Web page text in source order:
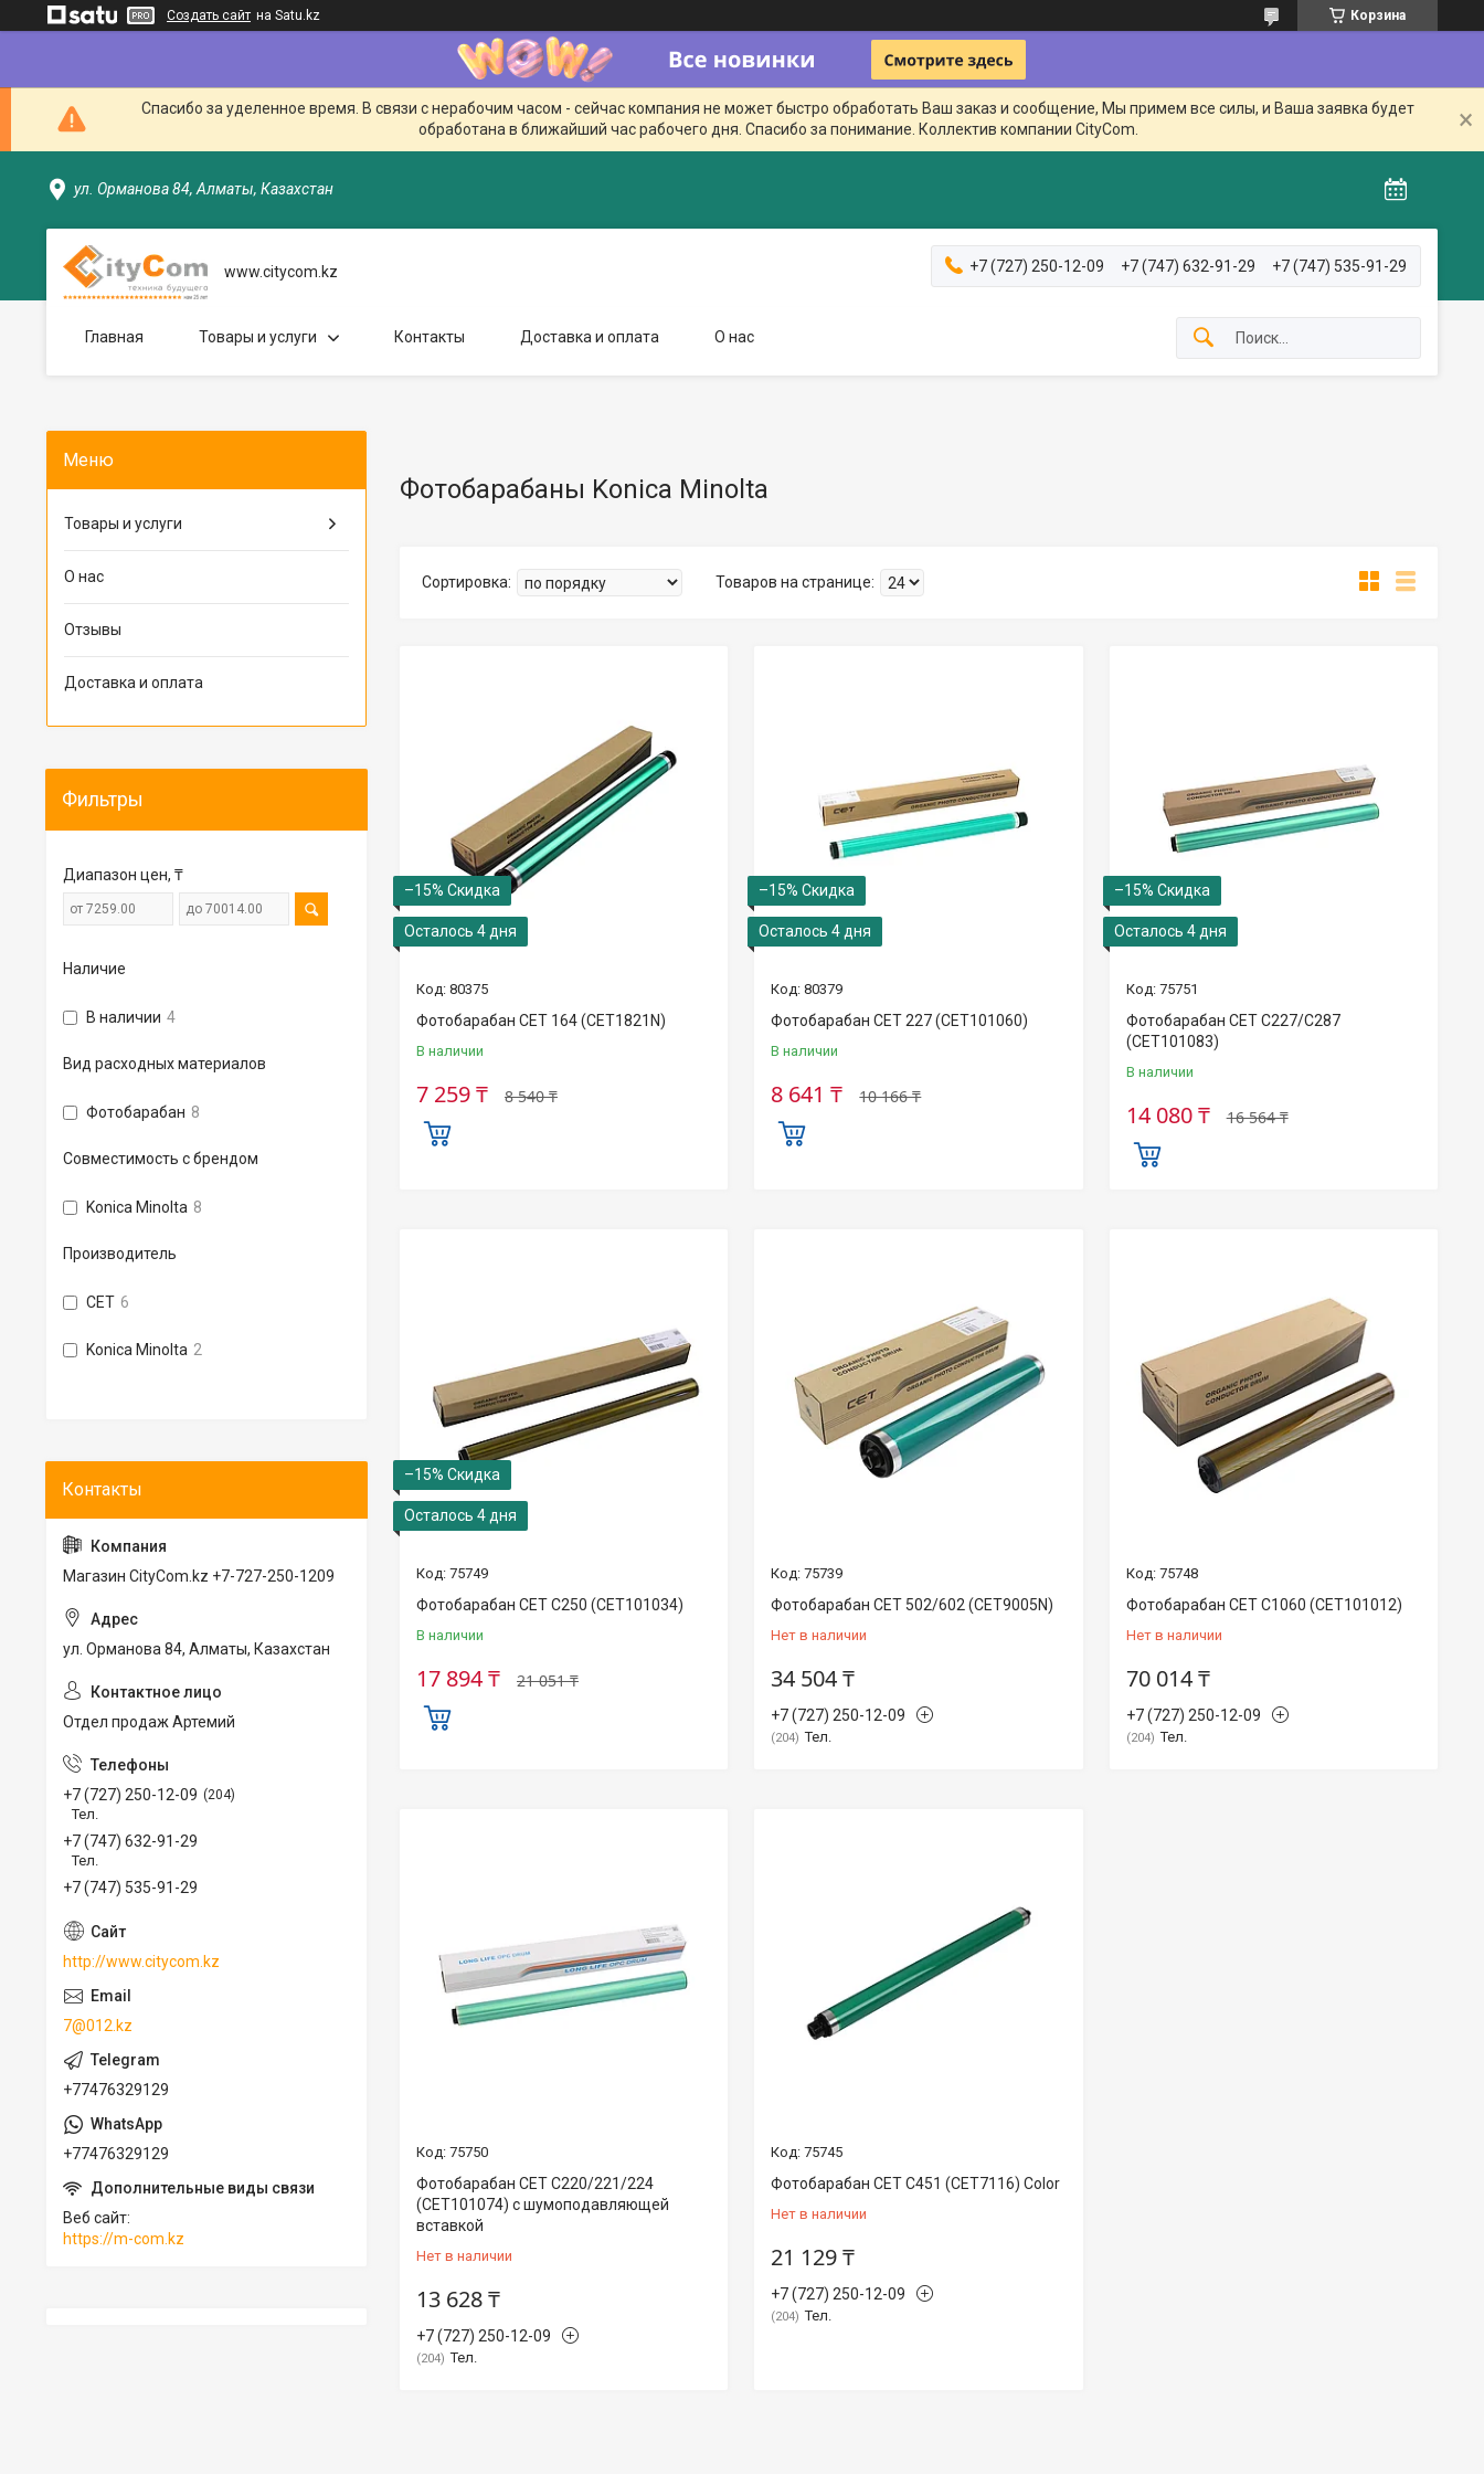
Создать сайт на Satu.kz Корзина
Спасибо за уделенное время. В связи с нерабочим часом - сейчас компания не может быстро обработать Ваш заказ и сообщение, Мы примем все силы, и Ваша заявка будет
обработана в ближайший час рабочего дня. Спасибо за понимание. Коллектив компании CityCom.
ул. Орманова 84, Алматы, Казахстан
www.citycom.kz +7 (727) 250-12-09 +7 (747) 632-91-29 +7 (747) 535-91-29
Главная Товары и услуги Контакты Доставка и оплата О нас
Фотобарабаны Konica Minolta
–15%
Осталось 4 дня
80375
Фотобарабан CET 164 (CET1821N)
В наличии
8 540 ₸
7 259 ₸
–15%
Осталось 4 дня
80379
Фотобарабан CET 227 (CET101060)
В наличии
10 166 ₸
8 641 ₸
–15%
Осталось 4 дня
75751
Фотобарабан CET C227/C287
(CET101083)
В наличии
16 564 ₸
14 080 ₸
–15%
Осталось 4 дня
75749
Фотобарабан CET C250 (CET101034)
В наличии
21 051 ₸
17 894 ₸
75739
Фотобарабан CET 502/602 (CET9005N)
Нет в наличии
34 504 ₸
+7 (727) 250-12-09
204 Тел.
75748
Фотобарабан CET C1060 (CET101012)
Нет в наличии
70 014 ₸
+7 (727) 250-12-09
204 Тел.
75750
Фотобарабан CET C220/221/224
(CET101074) с шумоподавляющей
вставкой
Нет в наличии
13 628 ₸
+7 (727) 250-12-09
204 Тел.
75745
Фотобарабан CET C451 (CET7116) Color
Нет в наличии
21 129 ₸
+7 (727) 250-12-09
204 Тел.
Товары и услуги
О нас
Отзывы
Доставка и оплата
Фильтры
Диапазон цен, ₸
Наличие
В наличии 4
Вид расходных материалов
Фотобарабан 8
Совместимость с брендом
Konica Minolta 8
Производитель
CET 6
Konica Minolta 2
Магазин CityCom.kz +7-727-250-1209
ул. Орманова 84, Алматы, Казахстан
Отдел продаж Артемий
+7 (727) 250-12-09 204
Тел.
+7 (747) 632-91-29
Тел.
+7 (747) 535-91-29
http://www.citycom.kz
7@012.kz
+77476329129
+77476329129
Веб сайт
https://m-com.kz